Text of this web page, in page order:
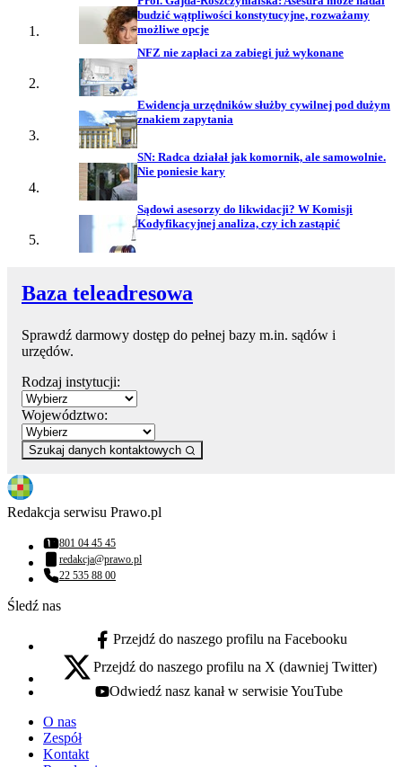
budzić wątpliwości konstytucyjne, rozważamy
możliwe opcje
NFZ nie zapłaci za zabiegi już wykonane
Ewidencja urzędników służby cywilnej pod dużym
znakiem zapytania
SN: Radca działał jak komornik, ale samowolnie.
Nie poniesie kary
Sądowi asesorzy do likwidacji? W Komisji
Kodyfikacyjnej analiza, czy ich zastąpić
Baza teleadresowa
Sprawdź darmowy dostęp do pełnej bazy m.in. sądów i
urzędów.
Rodzaj instytucji:
Województwo:
Szukaj danych kontaktowych
Redakcja serwisu Prawo.pl
Numer telefonu:
801 04 45 45
Adres email:
redakcja@prawo.pl
Numer telefonu:
22 535 88 00
Śledź nas
facebook - otwiera się w nowej karcie
Przejdź do naszego profilu na Facebooku
x - otwiera się w nowej karcie
Przejdź do naszego profilu na X (dawniej Twitter)
youtube - otwiera się w nowej karcie
Odwiedź nasz kanał w serwisie YouTube
O nas
Zespół
Kontakt